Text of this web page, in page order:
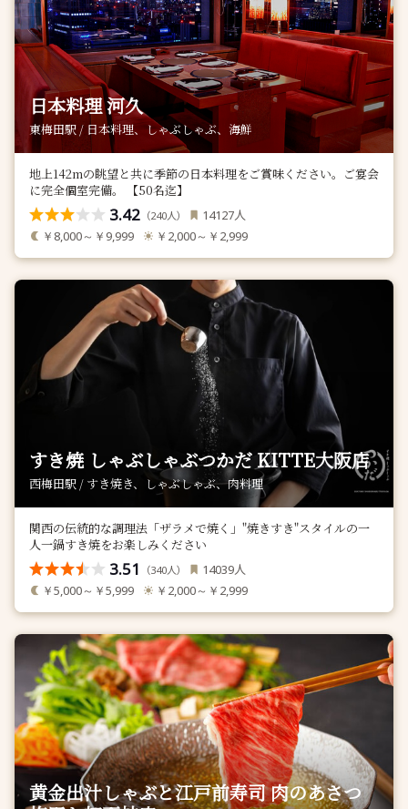
日本料理 河久
東梅田駅 / 日本料理、しゃぶしゃぶ、海鮮
地上142mの眺望と共に季節の日本料理をご賞味ください。ご宴会
に完全個室完備。 【50名迄】
3.42 （240人） 14127人
￥8,000～￥9,999 ￥2,000～￥2,999
すき焼 しゃぶしゃぶつかだ KITTE大阪店
西梅田駅 / すき焼き、しゃぶしゃぶ、肉料理
関西の伝統的な調理法「ザラメで焼く」"焼きすき"スタイルの一
人一鍋すき焼をお楽しみください
3.51 （340人） 14039人
￥5,000～￥5,999 ￥2,000～￥2,999
黄金出汁しゃぶと江戸前寿司 肉のあさつ